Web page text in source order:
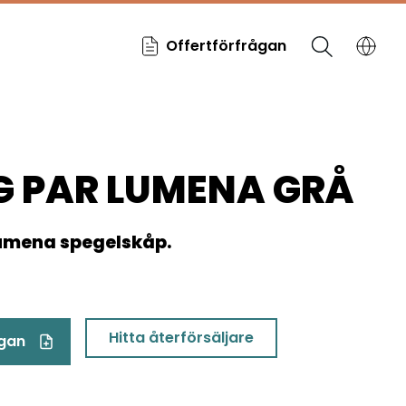
Offertförfrågan
PAR LUMENA GRÅ
spegelskåp.
Hitta återförsäljare